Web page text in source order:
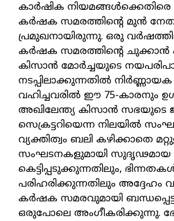
കാര്‍ഷിക
കര്‍ഷക സമരത്തിന്റെ മുന്‍
പ്രമുഖനായിരുന്നു. ഒരു
കര്‍ഷക സമരത്തിന്റെ ചുക്കാന്‍
കിസാന്‍ മോര്‍ച്ചയുടെ
നടപ്പിലാക്കുന്നതില്‍
വഹിച്ചവരില്‍ ഈ 75-കാരനും
അഖിലേന്ത്യ കിസാന്‍ സഭയുടെ
സെക്രട്ടറിയെന്ന നിലയില്‍
വ്യക്തിത്വം ബലി കഴിക്കാതെ
സംഘടനകളുമായി
കെട്ടിപ്പടുക്കുന്നതിലും,
പരിഹരിക്കുന്നതിലും അദ്ദേഹം
കര്‍ഷക സമരവുമായി
ഒരുപോലെ അംഗീകരിക്കുന്നു.